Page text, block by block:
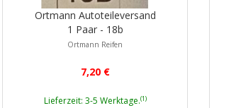
Ortmann Autoteileversand
1 Paar - 18b
Ortmann Reifen
7,20 €
Lieferzeit: 3-5 Werktage.(1)